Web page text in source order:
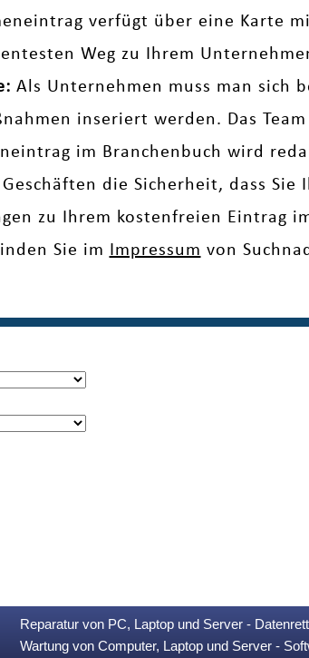
verfügt über eine Karte
Weg zu Ihrem
Als Unternehmen muss man sich
inseriert werden. Das
im Branchenbuch wird
die Sicherheit, dass
zu Ihrem kostenfreien Eintrag
Sie im Impressum von
Reparatur von PC, Laptop und Server -
Wartung von Computer, Laptop und Server -